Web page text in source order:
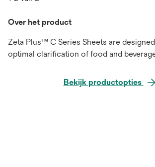
Over het product
Zeta Plus™ C Series Sheets are
optimal clarification of food and
Bekijk productopties